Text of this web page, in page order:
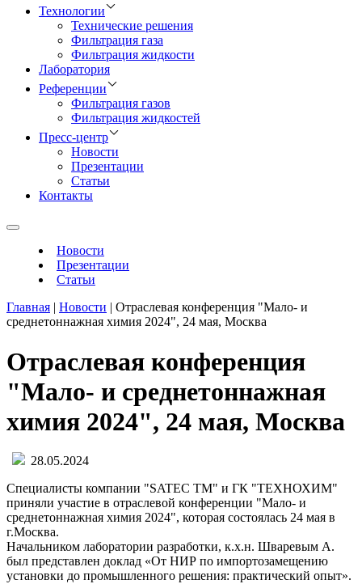
Технологии
Технические решения
Фильтрация газа
Фильтрация жидкости
Лаборатория
Референции
Фильтрация газов
Фильтрация жидкостей
Пресс-центр
Новости
Презентации
Статьи
Контакты
Новости
Презентации
Статьи
Главная | Новости | Отраслевая конференция "Мало- и
среднетоннажная химия 2024", 24 мая, Москва
Отраслевая конференция
"Мало- и среднетоннажная
химия 2024", 24 мая, Москва
28.05.2024
Специалисты компании "SATEC TM" и ГК "ТЕХНОХИМ"
приняли участие в отраслевой конференции "Мало- и
среднетоннажная химия 2024", которая состоялась 24 мая в
г.Москва.
Начальником лаборатории разработки, к.х.н. Шваревым А.
был представлен доклад «От НИР по импортозамещению
установки до промышленного решения: практический опыт».